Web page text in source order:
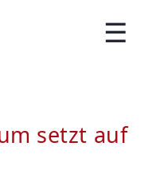
☰
setzt auf